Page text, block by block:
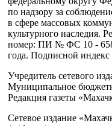
по надзору за
в сфере массовых
культурного наследия.
номер: ПИ № ФС 10 -
года. Подписной
Учредитель сетевого
Муниципальное
Редакция газеты
Сетевое издание